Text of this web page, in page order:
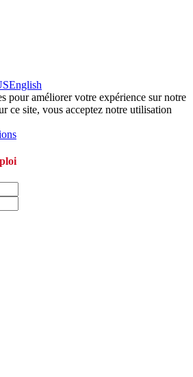
English
pour améliorer votre expérience sur notre
ce site, vous acceptez notre utilisation